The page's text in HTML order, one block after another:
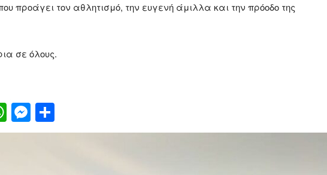
προάγει τον αθλητισμό, την ευγενή άμιλλα και την πρόοδο της
σε όλους.
WhatsApp
Messenger